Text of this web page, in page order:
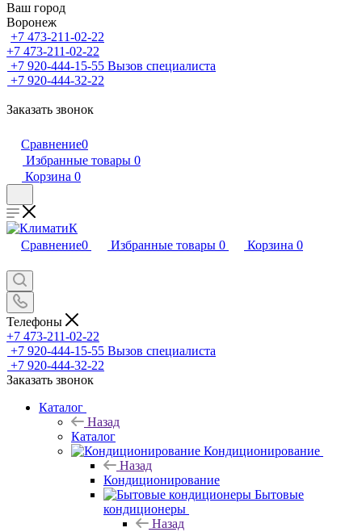
Ваш город
Воронеж
+7 473-211-02-22
+7 473-211-02-22
+7 920-444-15-55 Вызов специалиста
+7 920-444-32-22
Заказать звонок
Сравнение0
Избранные товары 0
Корзина 0
Сравнение0 Избранные товары 0 Корзина 0
Телефоны
+7 473-211-02-22
+7 920-444-15-55 Вызов специалиста
+7 920-444-32-22
Заказать звонок
Каталог
Назад
Каталог
Кондиционирование
Назад
Кондиционирование
Бытовые
кондиционеры
Назад